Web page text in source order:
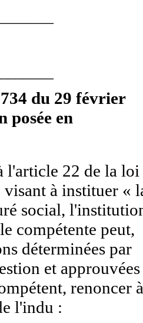
du 29 février
posée en
l'article 22 de la loi
à instituer «
social,
compétente peut,
déterminées par
et approuvées
renoncer à
l'indu :